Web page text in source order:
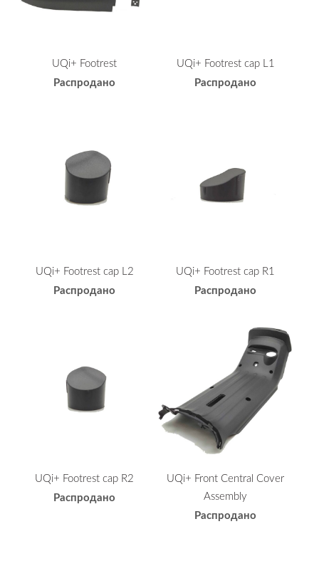
UQi+ Footrest
Распродано
UQi+ Footrest cap L1
Распродано
UQi+ Footrest cap L2
Распродано
UQi+ Footrest cap R1
Распродано
UQi+ Footrest cap R2
Распродано
UQi+ Front Central Cover
Assembly
Распродано